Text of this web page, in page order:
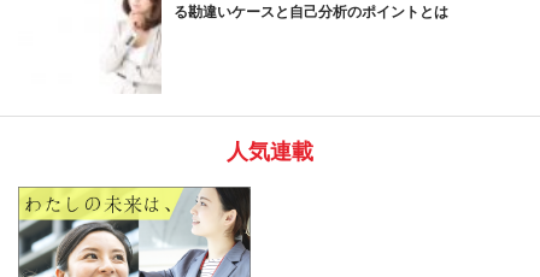
る勘違いケースと自己分析のポイントとは
人気連載